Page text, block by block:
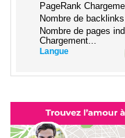
PageRank
Nombre de backlinks
Nombre de pages
Chargement...
Langue